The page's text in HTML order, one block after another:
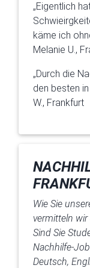
„Eigentlich
käme ich
Melanie U.,
„Durch die
den besten
W., Frankfurt
Wie Sie
vermitteln
Sind Sie
Nachhilfe-
Deutsch,